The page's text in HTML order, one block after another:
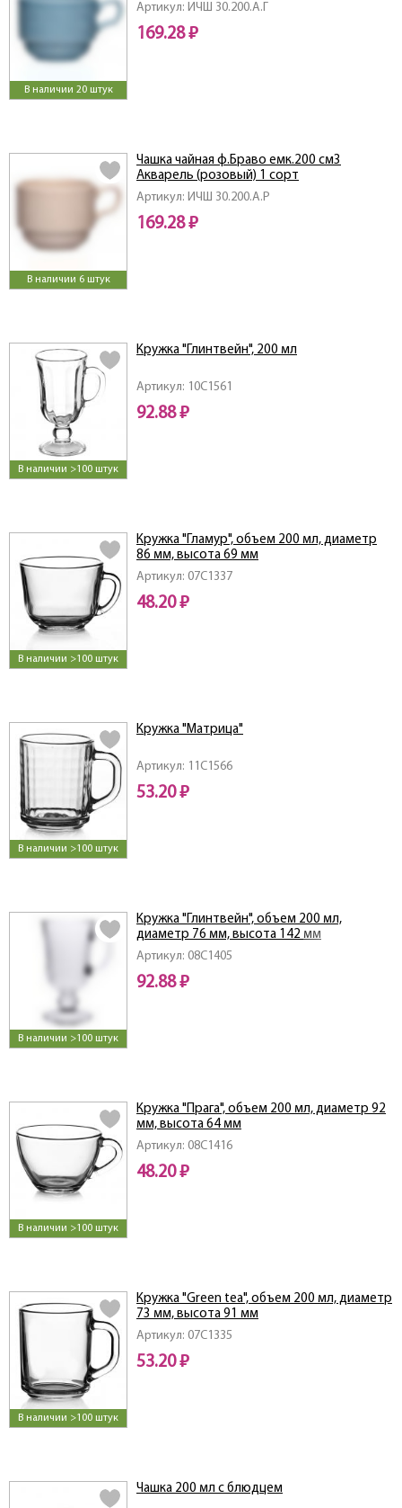
В наличии 20 штук
Артикул: ИЧШ 30.200.А.Г
169.28 ₽
В наличии 6 штук
Артикул: ИЧШ 30.200.А.Р
Чашка чайная ф.Браво емк.200 см3
Акварель (розовый) 1 сорт
169.28 ₽
В наличии >100 штук
Артикул: 10C1561
Кружка "Глинтвейн", 200 мл
92.88 ₽
В наличии >100 штук
Артикул: 07C1337
Кружка "Гламур", объем 200 мл, диаметр
86 мм, высота 69 мм
48.20 ₽
В наличии >100 штук
Артикул: 11C1566
Кружка "Матрица"
53.20 ₽
В наличии >100 штук
Артикул: 08C1405
Кружка "Глинтвейн", объем 200 мл,
диаметр 76 мм, высота 142 мм
92.88 ₽
В наличии >100 штук
Артикул: 08C1416
Кружка "Прага", объем 200 мл, диаметр 92
мм, высота 64 мм
48.20 ₽
В наличии >100 штук
Артикул: 07C1335
Кружка "Green tea", объем 200 мл, диаметр
73 мм, высота 91 мм
53.20 ₽
Чашка 200 мл с блюдцем